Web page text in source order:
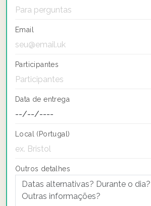
Email
Participantes
Data de entrega
Local (Portugal)
Outros detalhes